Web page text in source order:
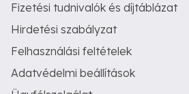
Fizetési tudnivalók és díjtáblázat
Hirdetési szabályzat
Felhasználási feltételek
Adatvédelmi beállítások